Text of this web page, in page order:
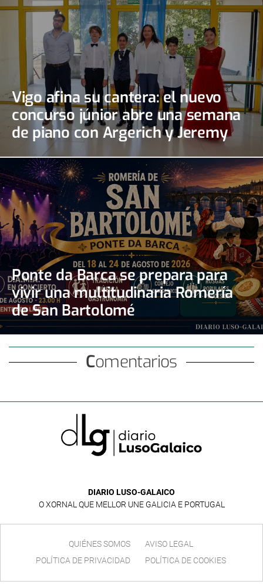
Vigo afina su cantera: el nuevo
concurso júnior abre una semana
de piano con Argerich y Jeremy
Irons
Ponte da Barca se prepara para
vivir una multitudinaria Romería
de San Bartolomé
Comentarios
DIARIO LUSO-GALAICO
O XORNAL QUE MELLOR UNE GALICIA E PORTUGAL
QUIÉNES SOMOS
AVISO LEGAL
POLÍTICA DE PRIVACIDAD
POLÍTICA DE COOKIES